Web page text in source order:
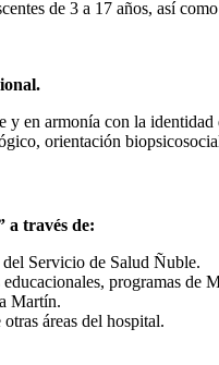
de 3 a 17 años, así
en armonía con la
orientación
a través de:
Servicio de Salud Ñuble.
programas de
Martín.
áreas del hospital.